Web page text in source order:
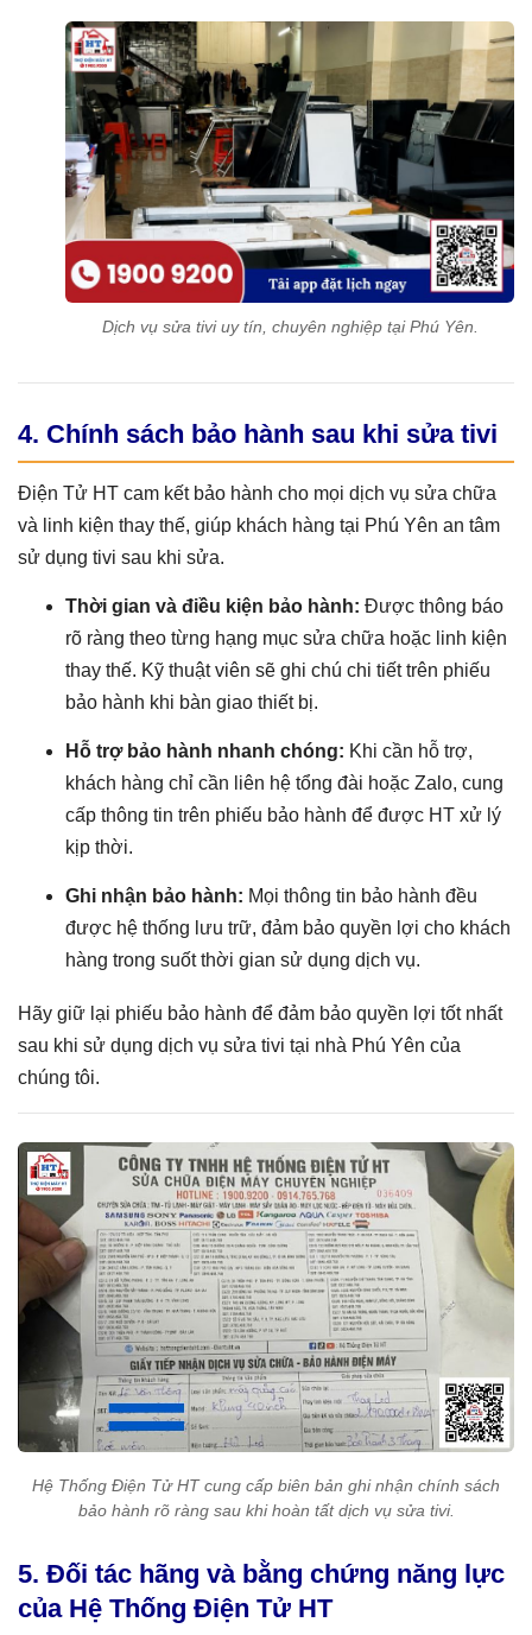
Dịch vụ sửa tivi uy tín, chuyên nghiệp tại Phú Yên.
4. Chính sách bảo hành sau khi sửa tivi
Điện Tử HT cam kết bảo hành cho mọi dịch vụ sửa chữa
và linh kiện thay thế, giúp khách hàng tại Phú Yên an tâm
sử dụng tivi sau khi sửa.
Thời gian và điều kiện bảo hành: Được thông báo
rõ ràng theo từng hạng mục sửa chữa hoặc linh kiện
thay thế. Kỹ thuật viên sẽ ghi chú chi tiết trên phiếu
bảo hành khi bàn giao thiết bị.
Hỗ trợ bảo hành nhanh chóng: Khi cần hỗ trợ,
khách hàng chỉ cần liên hệ tổng đài hoặc Zalo, cung
cấp thông tin trên phiếu bảo hành để được HT xử lý
kịp thời.
Ghi nhận bảo hành: Mọi thông tin bảo hành đều
được hệ thống lưu trữ, đảm bảo quyền lợi cho khách
hàng trong suốt thời gian sử dụng dịch vụ.
Hãy giữ lại phiếu bảo hành để đảm bảo quyền lợi tốt nhất
sau khi sử dụng dịch vụ sửa tivi tại nhà Phú Yên của
chúng tôi.
Hệ Thống Điện Tử HT cung cấp biên bản ghi nhận chính sách
bảo hành rõ ràng sau khi hoàn tất dịch vụ sửa tivi.
5. Đối tác hãng và bằng chứng năng lực
của Hệ Thống Điện Tử HT